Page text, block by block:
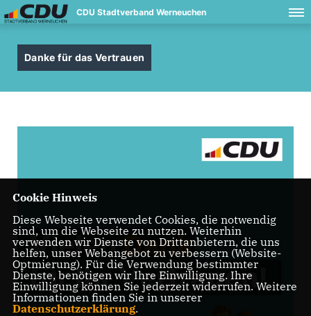
CDU Stadtverband Werneuchen
Danke für das Vertrauen
Cookie Hinweis
Diese Webseite verwendet Cookies, die notwendig
sind, um die Webseite zu nutzen. Weiterhin
verwenden wir Dienste von Drittanbietern, die uns
helfen, unser Webangebot zu verbessern (Website-
Optmierung). Für die Verwendung bestimmter
Dienste, benötigen wir Ihre Einwilligung. Ihre
Einwilligung können Sie jederzeit widerrufen. Weitere
Informationen finden Sie in unserer
Datenschutzerklärung.